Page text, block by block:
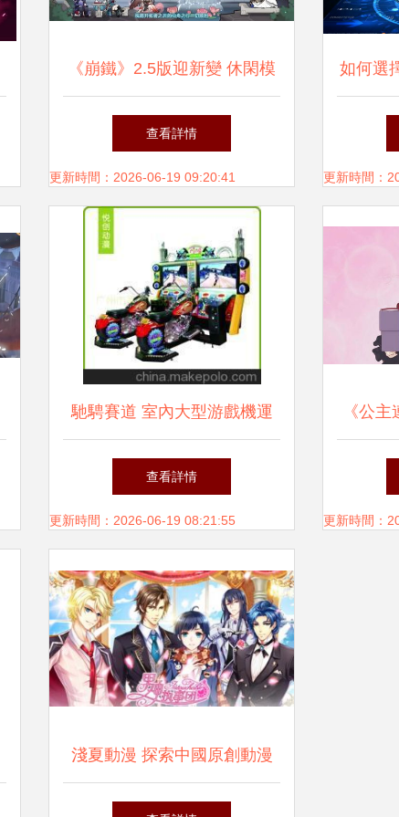
《崩鐵》2.5版迎新變 休閑模
式可選難度，米哈游全系產品
啟航“減負”之旅
查看詳情
更新時間：2026-06-19 09:20:41
如何選
游戲
更新時間：
馳騁賽道 室內大型游戲機運
動游藝機引領新潮流——52寸
越野摩托模擬游戲機深度解讀
查看詳情
更新時間：2026-06-19 08:21:55
《公
能否成
更新時間：
淺夏動漫 探索中國原創動漫
游戲開發的先鋒